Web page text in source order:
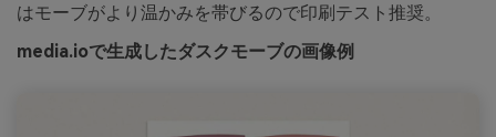
はモーブがより温かみを帯びるので印刷テスト推奨。
media.ioで生成したダスクモーブの画像例